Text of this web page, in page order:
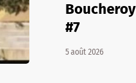
#7
5 août 2026